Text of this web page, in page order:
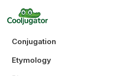
Conjugation
Etymology